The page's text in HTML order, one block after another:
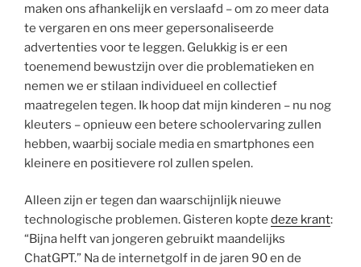
maken ons afhankelijk en verslaafd – om zo meer data
te vergaren en ons meer gepersonaliseerde
advertenties voor te leggen. Gelukkig is er een
toenemend bewustzijn over die problematieken en
nemen we er stilaan individueel en collectief
maatregelen tegen. Ik hoop dat mijn kinderen – nu nog
kleuters – opnieuw een betere schoolervaring zullen
hebben, waarbij sociale media en smartphones een
kleinere en positievere rol zullen spelen.
Alleen zijn er tegen dan waarschijnlijk nieuwe
technologische problemen. Gisteren kopte deze krant:
“Bijna helft van jongeren gebruikt maandelijks
ChatGPT.” Na de internetgolf in de jaren 90 en de